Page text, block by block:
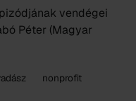
vendégei
Péter (Magyar
nonprofit